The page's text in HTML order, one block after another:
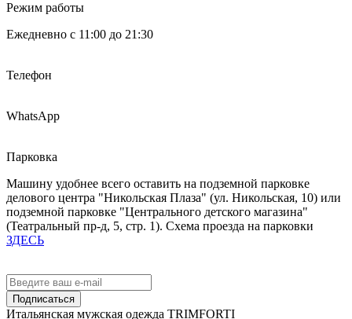
Режим работы
Ежедневно с 11:00 до 21:30
Телефон
WhatsApp
Парковка
Машину удобнее всего оставить на подземной парковке
делового центра "Никольская Плаза" (ул. Никольская, 10) или
подземной парковке "Центрального детского магазина"
(Театральный пр-д, 5, стр. 1). Схема проезда на парковки
ЗДЕСЬ
Подписаться
Итальянская мужская одежда TRIMFORTI